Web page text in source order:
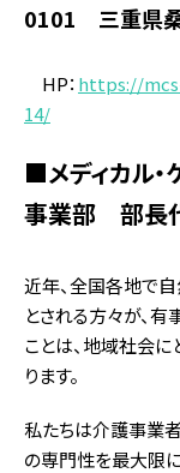
0101 三重県桑
HP： https://
14/
■メディカル
事業部 部長
近年、全国各地で
とされる方々が、
ことは、地域社会
ります。
私たちは介護事業者
の専門性を最大限